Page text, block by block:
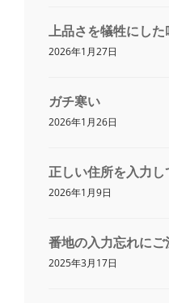
上品さを犠牲にした
2026年1月27日
ガチ寒い
2026年1月26日
正しい住所を入力
2026年1月9日
番地の入力忘れに
2025年3月17日